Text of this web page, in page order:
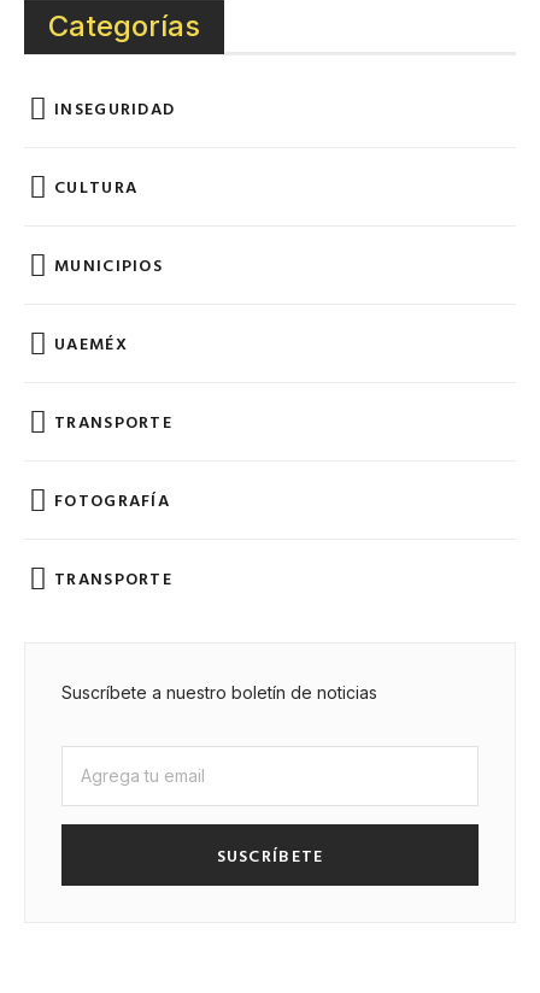
Categorías
INSEGURIDAD
CULTURA
MUNICIPIOS
UAEMÉX
TRANSPORTE
FOTOGRAFÍA
TRANSPORTE
Suscríbete a nuestro boletín de noticias
SUSCRÍBETE